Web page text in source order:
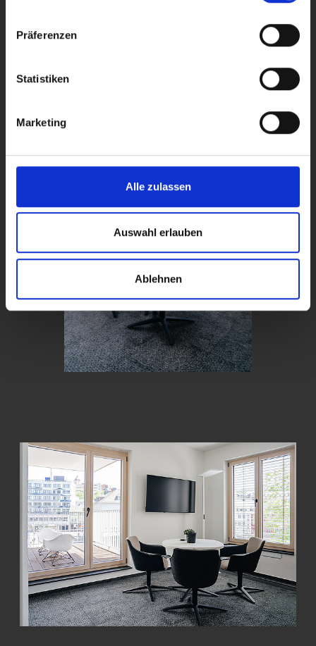
Präferenzen
Statistiken
Marketing
Alle zulassen
Auswahl erlauben
Ablehnen